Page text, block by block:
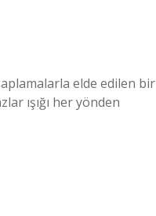
elde edilen bir
ışığı her yönden